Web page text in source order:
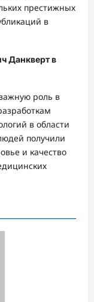
престижных
в
Данкверт в
роль в
в области
получили
и качество